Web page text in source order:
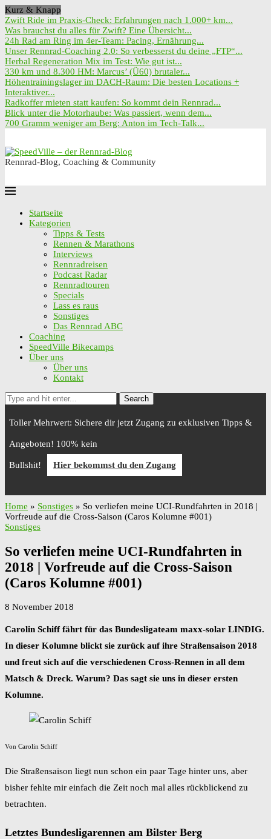
Kurz & Knapp
Zwift Ride im Praxis-Check: Erfahrungen nach 1.000+ km...
Was brauchst du alles für Zwift? Eine Übersicht...
24h Rad am Ring im 4er-Team: Pacing, Ernährung...
Unser Rennrad-Coaching 2.0: So verbesserst du deine „FTP“...
Herbal Regeneration Mix im Test: Wie gut ist...
330 km und 8.300 HM: Marcus’ (Ü60) brutaler...
Höhentrainingslager im DACH-Raum: Die besten Locations +
Interaktiver...
Radkoffer mieten statt kaufen: So kommt dein Rennrad...
Blick unter die Motorhaube: Was passiert, wenn dem...
700 Gramm weniger am Berg: Anton im Tech-Talk...
Rennrad-Blog, Coaching & Community
Startseite
Kategorien
Tipps & Tests
Rennen & Marathons
Interviews
Rennradreisen
Podcast Radar
Rennradtouren
Specials
Lass es raus
Sonstiges
Das Rennrad ABC
Coaching
SpeedVille Bikecamps
Über uns
Über uns
Kontakt
Search
Toller Mehrwert: Sichere dir jetzt Zugang zu exklusiven Tipps &
Angeboten! 100% kein
Bullshit! Hier bekommst du den Zugang
Home » Sonstiges » So verliefen meine UCI-Rundfahrten in 2018 |
Vorfreude auf die Cross-Saison (Caros Kolumne #001)
Sonstiges
So verliefen meine UCI-Rundfahrten in
2018 | Vorfreude auf die Cross-Saison
(Caros Kolumne #001)
8 November 2018
Carolin Schiff fährt für das Bundesligateam maxx-solar LINDIG.
In dieser Kolumne blickt sie zurück auf ihre Straßensaison 2018
und freut sich auf die verschiedenen Cross-Rennen in all dem
Matsch & Dreck. Warum? Das sagt sie uns in dieser ersten
Kolumne.
Von Carolin Schiff
Die Straßensaison liegt nun schon ein paar Tage hinter uns, aber
bisher fehlte mir einfach die Zeit noch mal alles rückblickend zu
betrachten.
Letztes Bundesligarennen am Bilster Berg